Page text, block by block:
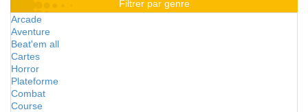
Filtrer par genre
Arcade
Aventure
Beat'em all
Cartes
Horror
Plateforme
Combat
Course